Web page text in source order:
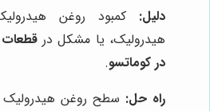
دلیل: کمبود روغن
هیدرولیک، یا مشکل درقطعات
در کوماتسو.
راه حل: سطح روغن هیدرولیک